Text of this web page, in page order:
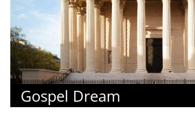
Gospel Dream